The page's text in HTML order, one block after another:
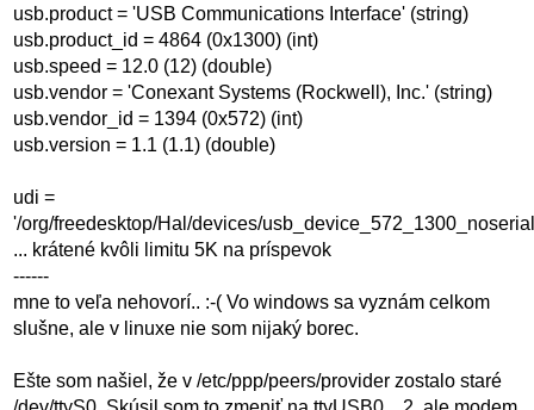
usb.product = 'USB Communications Interface' (string)
usb.product_id = 4864 (0x1300) (int)
usb.speed = 12.0 (12) (double)
usb.vendor = 'Conexant Systems (Rockwell), Inc.' (string)
usb.vendor_id = 1394 (0x572) (int)
usb.version = 1.1 (1.1) (double)
udi =
'/org/freedesktop/Hal/devices/
... krátené kvôli limitu 5K na príspevok
------
mne to veľa nehovorí.. :-( Vo windows sa vyznám celkom
slušne, ale v linuxe nie som nijaký borec.
Ešte som našiel, že v /etc/ppp/peers/provider zostalo staré